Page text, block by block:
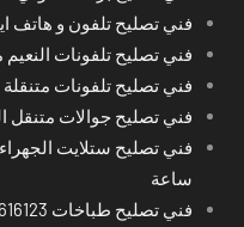
فني تصليح تلفون و هاتف
فني تصليح تلفونات
فني تصليح تلفونات
فني تصليح جوالات متنقل
ساعة
فني تصليح طباخات 67616123 الكويت